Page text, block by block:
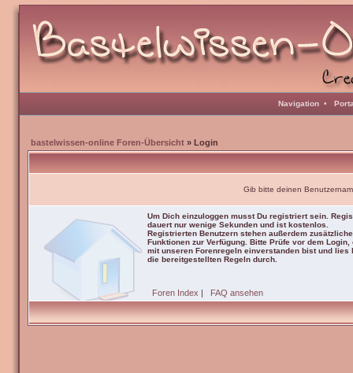
Navigation •
bastelwissen-online Foren-Übersicht » Login
Gib bitte deinen
Um Dich einzuloggen musst Du registriert sein.
dauert nur wenige Sekunden und ist kostenlos.
Registrierten Benutzern stehen außerdem zusätzliche
Funktionen zur Verfügung. Bitte Prüfe vor dem Login,
mit unseren Forenregeln einverstanden bist und lies
die bereitgestellten Regeln durch.
Foren Index | FAQ ansehen